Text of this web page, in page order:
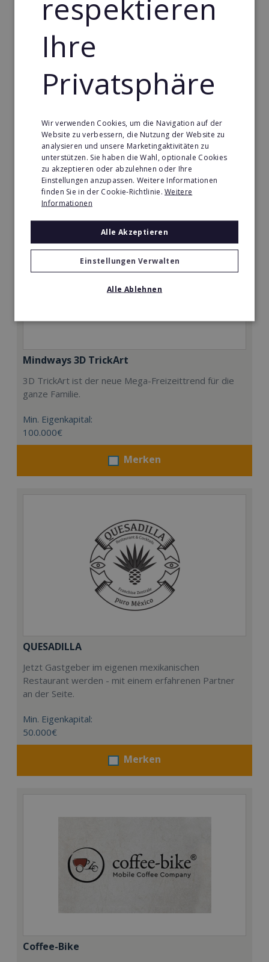
Körperformen EMS
Körperformen - Erfolg mit medizinisch erprobtem
Min. Eigenkapital:
5.000€
Merken
Mindways 3D TrickArt
3D TrickArt ist der neue Mega-Freizeittrend für die
ganze Familie.
Min. Eigenkapital:
100.000€
Merken
QUESADILLA
Jetzt Gastgeber im eigenen mexikanischen
Restaurant werden - mit einem erfahrenen Partner
an der Seite.
Min. Eigenkapital:
50.000€
Merken
Coffee-Bike
respektieren
Ihre
Privatsphäre
Wir verwenden Cookies, um die Navigation auf der
Website zu verbessern, die Nutzung der Website zu
analysieren und unsere Marketingaktivitäten zu
unterstützen. Sie haben die Wahl, optionale Cookies
zu akzeptieren oder abzulehnen oder Ihre
Einstellungen anzupassen. Weitere Informationen
finden Sie in der Cookie-Richtlinie.Weitere
Informationen
Alle Akzeptieren
Einstellungen Verwalten
Alle Ablehnen